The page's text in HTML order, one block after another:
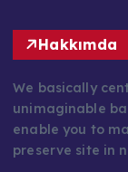
Hakkımda
We basically
unimaginable
enable you to
preserve site in